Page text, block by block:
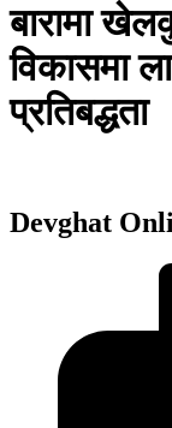
बारामा
विकासमा
प्रतिबद्धता
Devghat